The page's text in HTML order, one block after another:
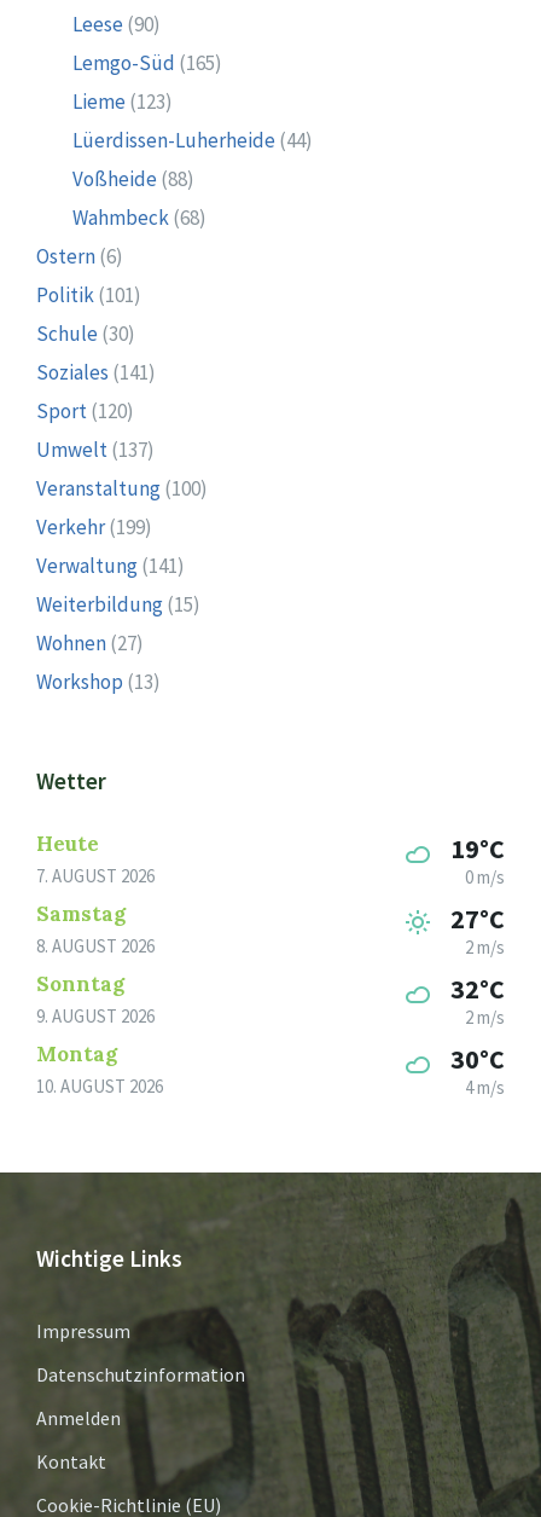
Leese (90)
Lemgo-Süd (165)
Lieme (123)
Lüerdissen-Luherheide (44)
Voßheide (88)
Wahmbeck(68)
Ostern(6)
Politik(101)
Schule (30)
Soziales (141)
Sport(120)
Umwelt(137)
Veranstaltung(100)
Verkehr(199)
Verwaltung(141)
Weiterbildung(15)
Wohnen(27)
Workshop (13)
Wetter
Heute
7. AUGUST 2026
19°C
0 m/s
Samstag
8. AUGUST 2026
27°C
2 m/s
Sonntag
9. AUGUST 2026
32°C
2 m/s
Montag
10. AUGUST 2026
30°C
4 m/s
Wichtige Links
Impressum
Datenschutzinformation
Anmelden
Kontakt
Cookie-Richtlinie (EU)